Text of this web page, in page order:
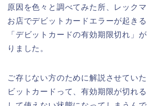
原因を色々と調べてみた所、レック
お店でデビットカードエラーが起きる
「デビットカードの有効期限切れ」
りました。
ご存じない方のために解説させてい
ビットカードって、有効期限が切れ